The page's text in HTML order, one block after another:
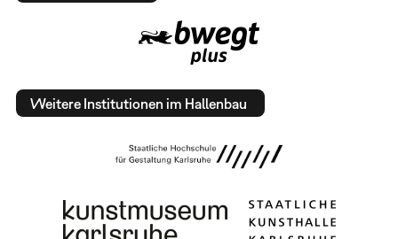
Weitere Institutionen im Hallenbau